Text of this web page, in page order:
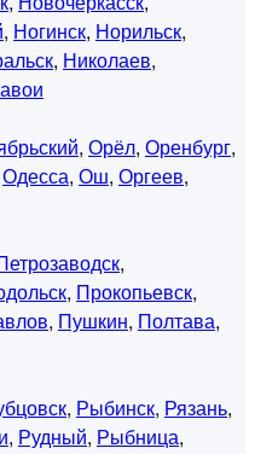
, Ногинск, Норильск,
, Николаев,
, Орёл, Оренбург,
Одесса, Ош, Оргеев,
,
, Прокопьевск,
, Пушкин, Полтава,
, Рыбинск, Рязань,
, Рудный, Рыбница,